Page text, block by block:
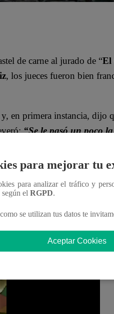
de carne al jurado de “El
, los jueces fueron bien
y, en primera instancia, dijo
“Se le pasó un poco
también tuvo otro
Santi Lesmes,
para intentar salvarse
lo lograron.
para mejorar tu
para analizar el tráfico y
según el RGPD.
se utilizan tus datos te
Aceptar Cookies